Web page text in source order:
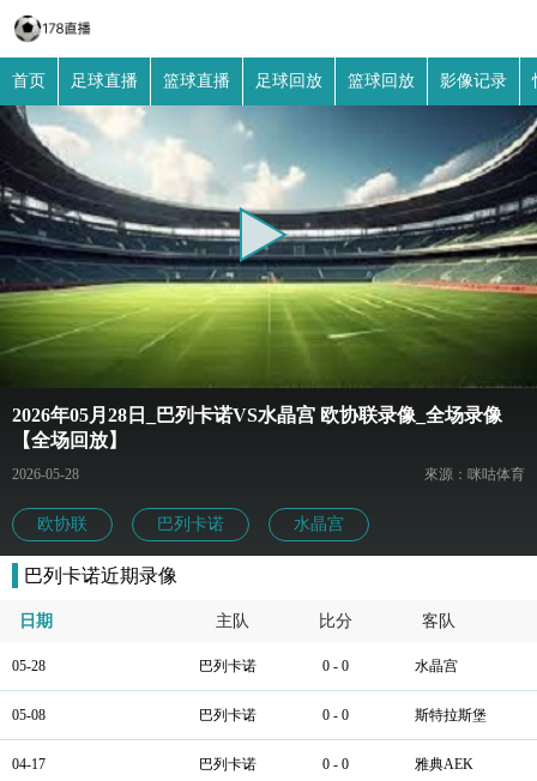
首页 足球直播 篮球直播 足球回放 篮球回放 影像记录
2026年05月28日_巴列卡诺VS水晶宫 欧协联录像_全场录像
【全场回放】
2026-05-28 來源：咪咕体育
欧协联 巴列卡诺 水晶宫
巴列卡诺近期录像
日期 主队 比分 客队
05-28 巴列卡诺 0 - 0 水晶宫
05-08 巴列卡诺 0 - 0 斯特拉斯堡
04-17 巴列卡诺 0 - 0 雅典AEK